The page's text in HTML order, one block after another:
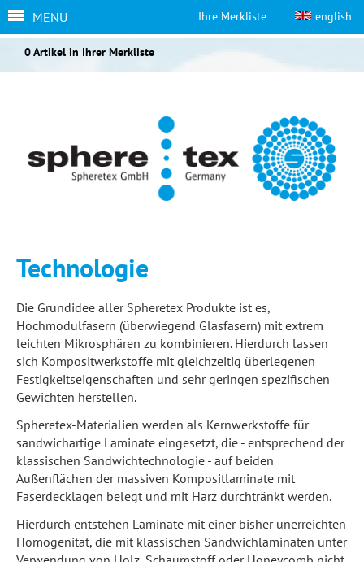
english
Ihre Merkliste
0 Artikel in Ihrer Merkliste
MENU
Technologie
Die Grundidee aller Spheretex Produkte ist es,
Hochmodulfasern (überwiegend Glasfasern) mit extrem
leichten Mikrosphären zu kombinieren. Hierdurch lassen
sich Kompositwerkstoffe mit gleichzeitig überlegenen
Festigkeitseigenschaften und sehr geringen spezifischen
Gewichten herstellen.
Spheretex-Materialien werden als Kernwerkstoffe für
sandwichartige Laminate eingesetzt, die - entsprechend der
klassischen Sandwichtechnologie - auf beiden
Außenflächen der massiven Kompositlaminate mit
Faserdecklagen belegt und mit Harz durchtränkt werden.
Hierdurch entstehen Laminate mit einer bisher unerreichten
Homogenität, die mit klassischen Sandwichlaminaten unter